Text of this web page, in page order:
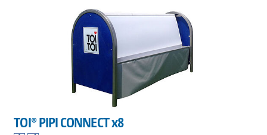
TOI® PIPI CONNECT x8